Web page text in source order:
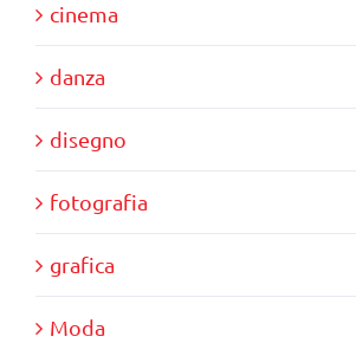
cinema
danza
disegno
fotografia
grafica
Moda